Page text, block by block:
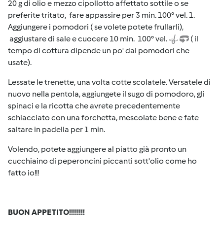
20 g di olio e mezzo cipollotto affettato sottile o se
preferite tritato, fare appassire per 3 min. 100° vel. 1.
Aggiungere i pomodori ( se volete potete frullarli),
aggiustare di sale e cuocere 10 min. 100° vel.
( il
tempo di cottura dipende un po' dai pomodori che
usate).
Lessate le trenette, una volta cotte scolatele. Versatele di
nuovo nella pentola, aggiungete il sugo di pomodoro, gli
spinaci e la ricotta che avrete precedentemente
schiacciato con una forchetta, mescolate bene e fate
saltare in padella per 1 min.
Volendo, potete aggiungere al piatto già pronto un
cucchiaino di peperoncini piccanti sott'olio come ho
fatto io!!!
BUON APPETITO!!!!!!!!